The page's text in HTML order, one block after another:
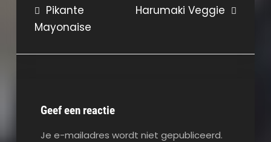
Bericht
navigatie
Pikante
Mayonaise
Harumaki Veggie
Geef een reactie
Je e-mailadres wordt niet gepubliceerd.